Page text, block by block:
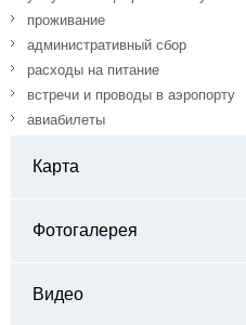
проживание
административный сбор
расходы на питание
встречи и проводы в аэропорту
авиабилеты
Карта
Nakhon Rd, Samrae, Thon Buri,
Фотогалерея
Видео